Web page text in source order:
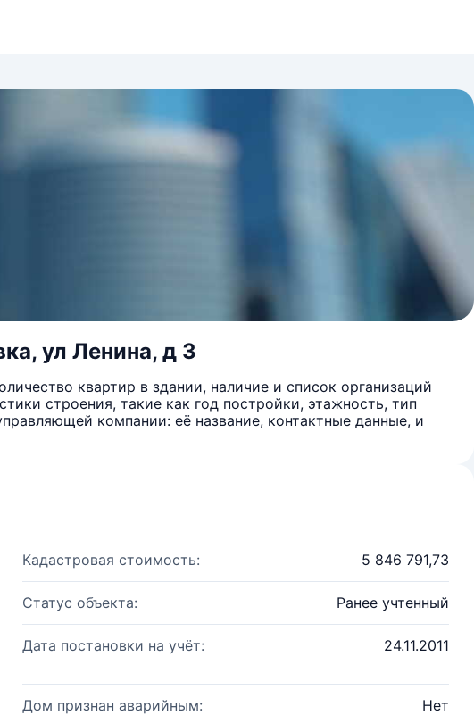
ул Ленина, д 3
квартир в здании, наличие и список организаций
строения, такие как год постройки, этажность, тип
компании: её название, контактные данные, и
Кадастровая стоимость: 5 846 791,73
Статус объекта: Ранее учтенный
Дата постановки на учёт: 24.11.2011
Дом признан аварийным: Нет